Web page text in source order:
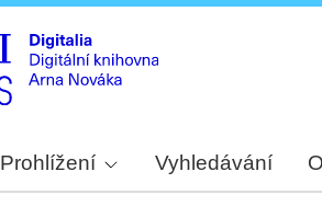
Prohlížení Vyhledávání